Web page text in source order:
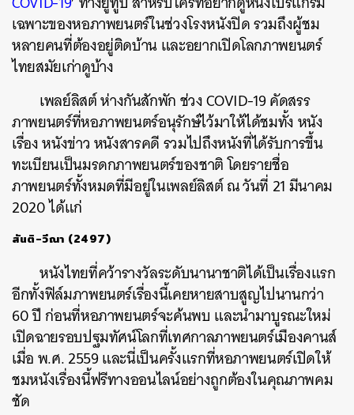
เฉพาะของหอภาพยนตร์ในช่วงโรงหนังปิด รวมถึงผู้ชม
หลายคนที่ต้องอยู่ติดบ้าน และอยากเปิดโลกภาพยนตร์
ไทยสมัยเก่าดูบ้าง
เพลย์ลิสต์ ห่างกันสักพัก ช่วง COVID-19 คัดสรร
ภาพยนตร์ที่หอภาพยนตร์อนุรักษ์ไว้มาให้ได้ชมทั้ง หนัง
เรื่อง หนังข่าว หนังสารคดี รวมไปถึงหนังที่ได้รับการขึ้น
ทะเบียนเป็นมรดกภาพยนตร์ของชาติ โดยรายชื่อ
ภาพยนตร์ทั้งหมดที่มีอยู่ในเพลย์ลิสต์ ณ วันที่ 21 มีนาคม
2020 ได้แก่
สันติ-วีณา (2497)
หนังไทยที่คว้ารางวัลระดับนานาชาติได้เป็นเรื่องแรก
อีกทั้งฟิล์มภาพยนตร์เรื่องนี้เคยหายสาบสูญไปนานกว่า
60 ปี ก่อนที่หอภาพยนตร์จะค้นพบ และนำมาบูรณะใหม่
เปิดฉายรอบปฐมทัศน์โลกที่เทศกาลภาพยนตร์เมืองคานส์
เมื่อ พ.ศ. 2559 และนี่เป็นครั้งแรกที่หอภาพยนตร์เปิดให้
ชมหนังเรื่องนี้ฟรีทางออนไลน์อย่างถูกต้องในคุณภาพคม
ชัด